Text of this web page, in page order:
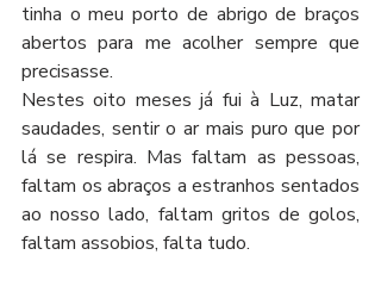
tinha o meu porto de abrigo de braços
abertos para me acolher sempre que
precisasse.
Nestes oito meses já fui à Luz, matar
saudades, sentir o ar mais puro que por
lá se respira. Mas faltam as pessoas,
faltam os abraços a estranhos sentados
ao nosso lado, faltam gritos de golos,
faltam assobios, falta tudo.